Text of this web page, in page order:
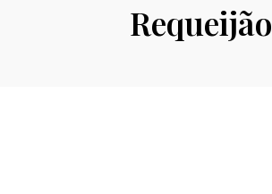
Requeijão